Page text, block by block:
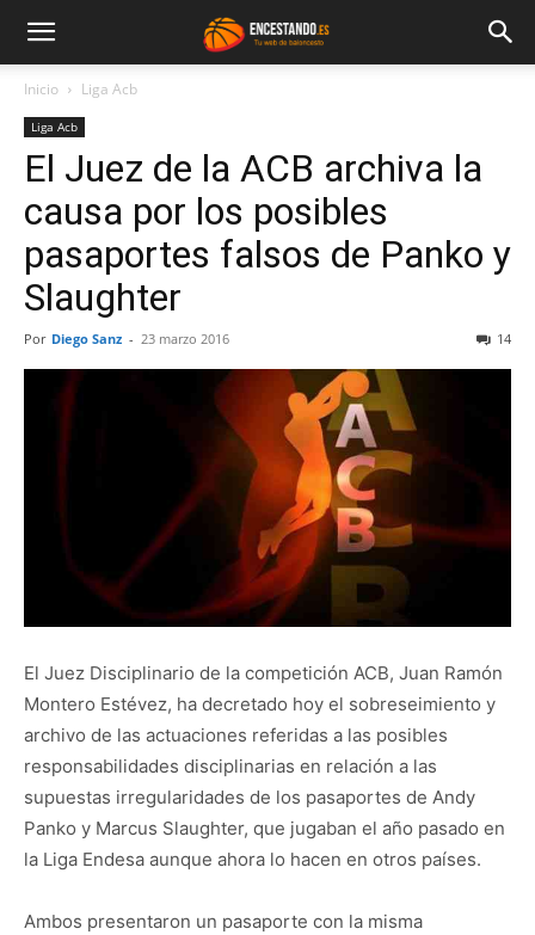
Inicio Liga Acb
Liga Acb
El Juez de la ACB archiva la
causa por los posibles
pasaportes falsos de Panko y
Slaughter
Por Diego Sanz - 23 marzo 2016 14
El Juez Disciplinario de la competición ACB, Juan Ramón
Montero Estévez, ha decretado hoy el sobreseimiento y
archivo de las actuaciones referidas a las posibles
responsabilidades disciplinarias en relación a las
supuestas irregularidades de los pasaportes de Andy
Panko y Marcus Slaughter, que jugaban el año pasado en
la Liga Endesa aunque ahora lo hacen en otros países.
Ambos presentaron un pasaporte con la misma